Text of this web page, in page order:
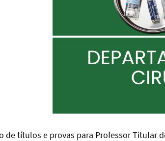
de títulos e provas para Professor Titular